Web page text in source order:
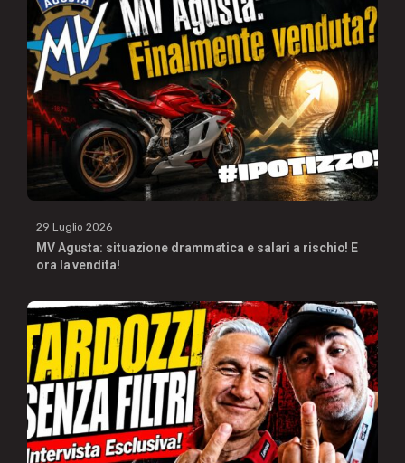
29 Luglio 2026
MV Agusta: situazione drammatica e salari a rischio! E
ora la vendita!